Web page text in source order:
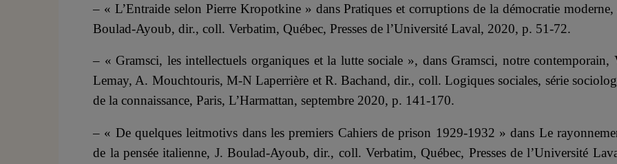
– « L’Entraide selon Pierre Kropotkine » dans Pratiques et corruptions de la démocratie moderne,
Boulad-Ayoub, dir., coll. Verbatim, Québec, Presses de l’Université Laval, 2020, p. 51-72.
– « Gramsci, les intellectuels organiques et la lutte sociale », dans Gramsci, notre contemporain,
Lemay, A. Mouchtouris, M-N Laperrière et R. Bachand, dir., coll. Logiques sociales, série
de la connaissance, Paris, L’Harmattan, septembre 2020, p. 141-170.
– « De quelques leitmotivs dans les premiers Cahiers de prison 1929-1932 » dans Le
de la pensée italienne, J. Boulad-Ayoub, dir., coll. Verbatim, Québec, Presses de l’Université